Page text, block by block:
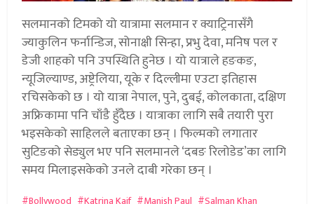
सलमानको टिमको यो यात्रामा सलमान र क्याट्रिनासँगै
ज्याकुलिन फर्नान्डिज, सोनाक्षी सिन्हा, प्रभु देवा, मनिष पल र
डेजी शाहको पनि उपस्थिति हुनेछ । यो यात्राले हङकङ,
न्यूजिल्याण्ड, अष्ट्रेलिया, यूके र दिल्लीमा एउटा इतिहास
रचिसकेको छ । यो यात्रा नेपाल, पुने, दुबई, कोलकाता, दक्षिण
अफ्रिकामा पनि चाँडै हुँदैछ । यात्राका लागि सबै तयारी पुरा
भइसकेको साहिलले बताएका छन् । फिल्मको लगातार
सुटिङको सेड्युल भए पनि सलमानले ‘दबङ रिलोडेड’का लागि
समय मिलाइसकेको उनले दाबी गरेका छन् ।
Bollywood Katrina Kaif Manish Paul
Salman Khan